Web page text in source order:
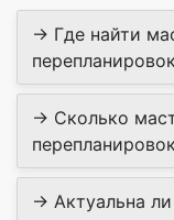
→ Где найти
→ Сколько
→ Актуальна